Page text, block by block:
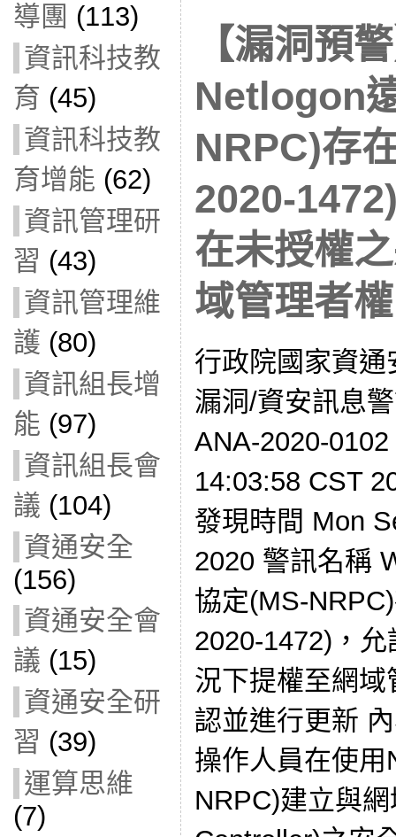
導團 (113)
資訊科技教
育 (45)
資訊科技教
育增能 (62)
資訊管理研
習 (43)
資訊管理維
護 (80)
資訊組長增
能 (97)
資訊組長會
議 (104)
資通安全
(156)
資通安全會
議 (15)
資通安全研
習 (39)
運算思維
(7)
【漏洞預
Netlogon
NRPC)存
2020-
在未授權
域管理者
行政院國家資
漏洞/資安訊息
ANA-2020-
14:03:58 CST
發現時間 Mon
2020 警訊名稱
協定(MS-
2020-1472)，
況下提權至網
認並進行更新
操作人員在使
NRPC)建立與